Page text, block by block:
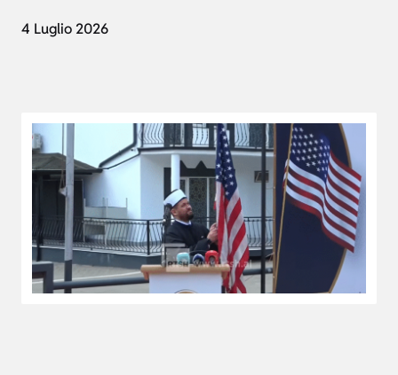
4 Luglio 2026